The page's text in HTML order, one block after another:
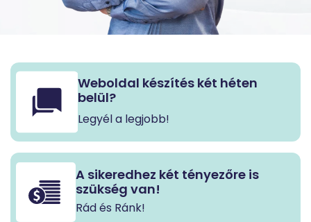
Weboldal készítés két héten
belül?
Legyél a legjobb!
A sikeredhez két tényezőre is
szükség van!
Rád és Ránk!